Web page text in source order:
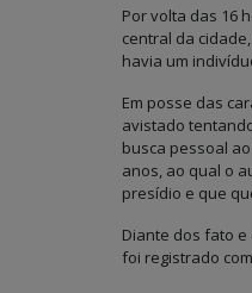
Por volta das 16
central da
havia um
Em posse das
avistado
busca pessoal
anos, ao qual o
presídio e que
Diante dos fato
foi registrado